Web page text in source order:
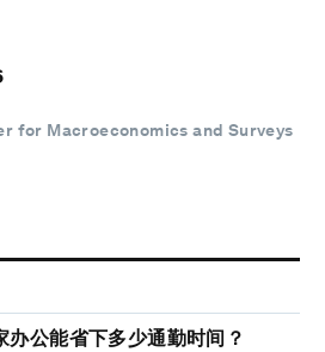
for Macroeconomics and Surveys
办公能省下多少通勤时间？